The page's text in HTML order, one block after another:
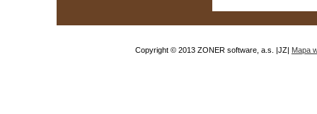
Copyright © 2013 ZONER software, a.s. |JZ| Mapa